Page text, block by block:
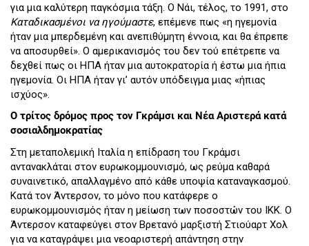
για μια καλύτερη παγκόσμια τάξη. Ο Νάι, τέλος, το 1991, στο
Καταδικασμένοι να ηγούμαστε, επέμενε πως «η ηγεμονία
ήταν μια μπερδεμένη και ανεπιθύμητη έννοια, και θα έπρεπε
να αποσυρθεί». Ο αμερικανισμός του δεν τού επέτρεπε να
δεχθεί πως οι ΗΠΑ ήταν μια αυτοκρατορία ή έστω μια ήπια
ηγεμονία. Οι ΗΠΑ ήταν γι’ αυτόν υπόδειγμα μιας «ήπιας
ισχύος».
Ο τρίτος δρόμος προς τον Γκράμσι και Νέα Αριστερά κατά
σοσιαλδημοκρατίας
Στη μεταπολεμική Ιταλία η επίδραση του Γκράμσι
αντανακλάται στον ευρωκομμουνισμό, ως ρεύμα καθαρά
συναινετικό, απαλλαγμένο από κάθε υποψία καταναγκασμού.
Κατά τον Άντερσον, το μόνο που κατάφερε ο
ευρωκομμουνισμός ήταν η μείωση των ποσοστών του ΙΚΚ. Ο
Άντερσον καταφεύγει στον Βρετανό μαρξιστή Στιούαρτ Χολ
για να καταγράψει μια νεοαριστερή απάντηση στην